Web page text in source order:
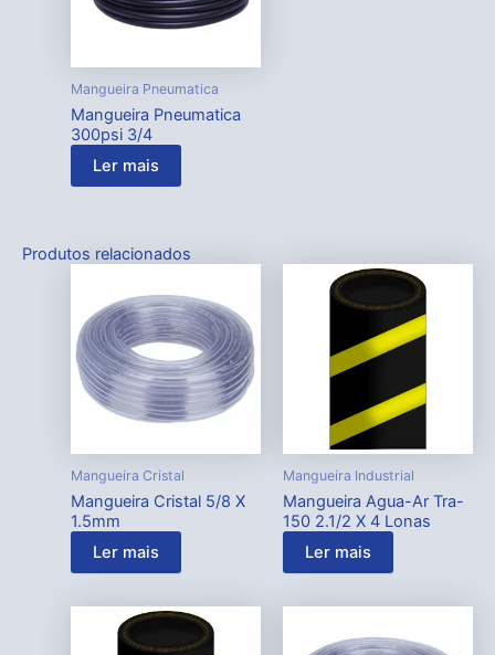
Mangueira Pneumatica
Mangueira Pneumatica
300psi 3/4
Ler mais
Produtos relacionados
Mangueira Cristal
Mangueira Cristal 5/8 X
1.5mm
Ler mais
Mangueira Industrial
Mangueira Agua-Ar Tra-
150 2.1/2 X 4 Lonas
Ler mais